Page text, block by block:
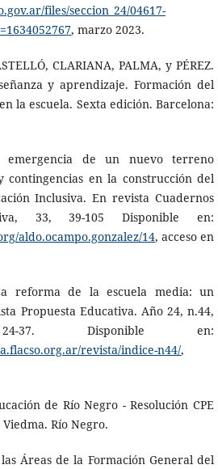
files/seccion_24/04617-
, marzo 2023.
CLARIANA, PALMA, y PÉREZ.
y aprendizaje. Formación del
la escuela. Sexta edición. Barcelona:
emergencia de un nuevo terreno
contingencias en la construcción del
Inclusiva. En revista Cuadernos
33, 39-105 Disponible en:
aldo.ocampo.gonzalez/14, acceso en
reforma de la escuela media: un
Propuesta Educativa. Año 24, n.44,
Disponible en:
revista/indice-n44/,
de Río Negro - Resolución CPE
Río Negro.
Áreas de la Formación General del